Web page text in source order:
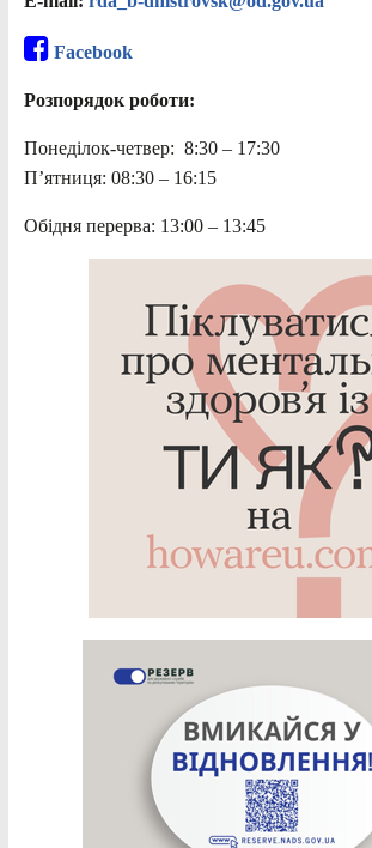
Facebook
Розпорядок роботи:
Понеділок-четвер: 8:30 – 17:30
П’ятниця: 08:30 – 16:15
Обідня перерва: 13:00 – 13:45